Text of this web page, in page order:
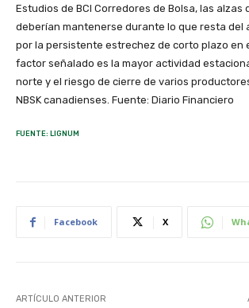
Estudios de BCI Corredores de Bolsa, las alzas
deberían mantenerse durante lo que resta del
por la persistente estrechez de corto plazo en
factor señalado es la mayor actividad
norte y el riesgo de cierre de varios
NBSK canadienses. Fuente: Diario Financiero
FUENTE: LIGNUM
Facebook X
ARTÍCULO ANTERIOR